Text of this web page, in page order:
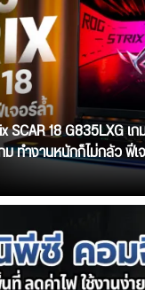
SCAR 18 G835LXG เ
ทำงานหนักก็ไม่กลัว ฟีเ